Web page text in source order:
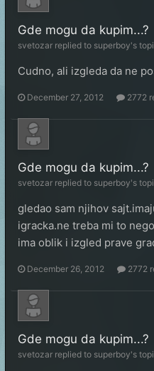
Gde mogu da kupim...?
svetozar replied to superboy's
Cudno, ali izgleda da ne
December 27, 2012 2772
Gde mogu da kupim...?
svetozar replied to superboy's
gledao sam njihov
igracka.ne treba mi to
ima oblik i izgled prave
December 26, 2012 2772
Gde mogu da kupim...?
svetozar replied to superboy's